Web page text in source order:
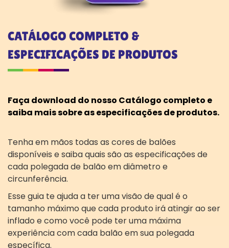
CATÁLOGO COMPLETO &
ESPECIFICAÇÕES DE PRODUTOS
Faça download do nosso Catálogo completo e
saiba mais sobre as especificações de produtos.
Tenha em mãos todas as cores de balões
disponíveis e saiba quais são as especificações de
cada polegada de balão em diâmetro e
circunferência.
Esse guia te ajuda a ter uma visão de qual é o
tamanho máximo que cada produto irá atingir ao ser
inflado e como você pode ter uma máxima
experiência com cada balão em sua polegada
específica.